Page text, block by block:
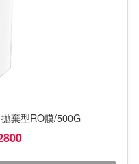
棄型RO膜/500G